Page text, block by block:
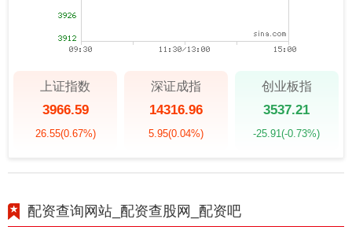
上证指数
3966.59
26.55(0.67%)
深证成指
14316.96
5.95(0.04%)
创业板指
3537.21
-25.91(-0.73%)
配资查询网站_配资查股网_配资吧